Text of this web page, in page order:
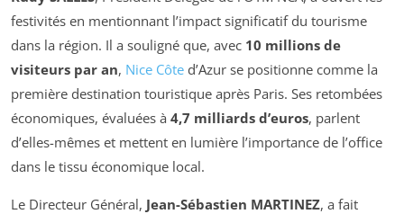
festivités en mentionnant l’impact significatif du tourisme
dans la région. Il a souligné que, avec 10 millions de
visiteurs par an, Nice Côte d’Azur se positionne comme la
première destination touristique après Paris. Ses retombées
économiques, évaluées à 4,7 milliards d’euros, parlent
d’elles-mêmes et mettent en lumière l’importance de l’office
dans le tissu économique local.
Le Directeur Général, Jean-Sébastien MARTINEZ, a fait